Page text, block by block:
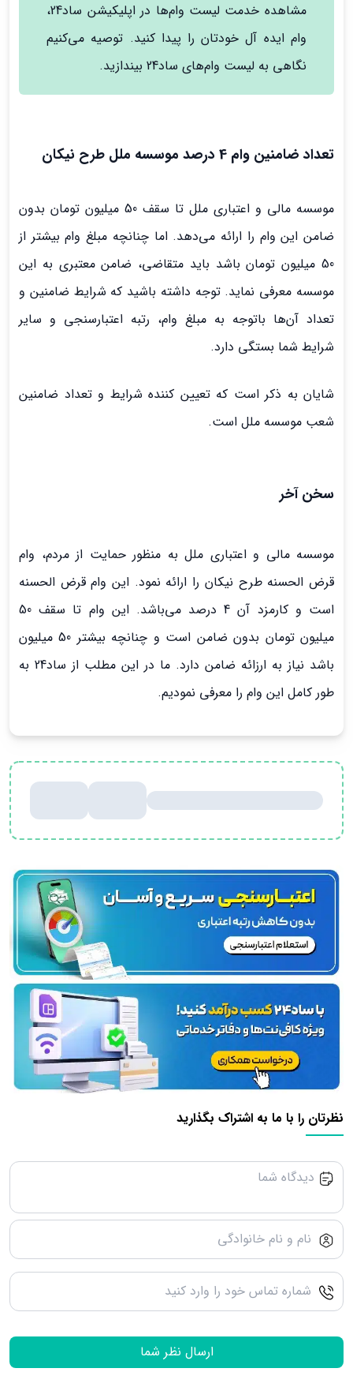
مشاهده خدمت لیست وام‌ها در اپلیکیشن ساد24،
وام ایده آل خودتان را پیدا کنید. توصیه می‌کنیم
نگاهی به لیست وام‌های ساد24 بیندازید.
تعداد ضامنین وام 4 درصد موسسه ملل طرح نیکان
موسسه مالی و اعتباری ملل تا سقف 50 میلیون تومان بدون
ضامن این وام را ارائه می‌دهد. اما چنانچه مبلغ وام بیشتر از
50 میلیون تومان باشد باید متقاضی، ضامن معتبری به این
موسسه معرفی نماید. توجه داشته باشید که شرایط ضامنین و
تعداد آن‌ها باتوجه به مبلغ وام، رتبه اعتبارسنجی و سایر
شرایط شما بستگی دارد.
شایان به ذکر است که تعیین کننده شرایط و تعداد ضامنین
شعب موسسه ملل است.
سخن آخر
موسسه مالی و اعتباری ملل به منظور حمایت از مردم، وام
قرض الحسنه طرح نیکان را ارائه نمود. این وام قرض الحسنه
است و کارمزد آن 4 درصد می‌باشد. این وام تا سقف 50
میلیون تومان بدون ضامن است و چنانچه بیشتر 50 میلیون
باشد نیاز به ارزائه ضامن دارد. ما در این مطلب از ساد24 به
طور کامل این وام را معرفی نمودیم.
نظرتان را با ما به اشتراک بگذارید
ارسال نظر شما